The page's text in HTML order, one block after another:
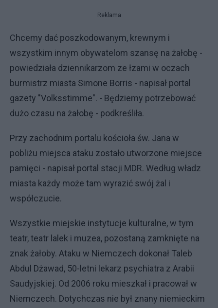
Reklama
Chcemy dać poszkodowanym, krewnym i
wszystkim innym obywatelom szansę na żałobę -
powiedziała dziennikarzom ze łzami w oczach
burmistrz miasta Simone Borris - napisał portal
gazety "Volksstimme". - Będziemy potrzebować
dużo czasu na żałobę - podkreśliła.
Przy zachodnim portalu kościoła św. Jana w
pobliżu miejsca ataku zostało utworzone miejsce
pamięci - napisał portal stacji MDR. Według władz
miasta każdy może tam wyrazić swój żal i
współczucie.
Wszystkie miejskie instytucje kulturalne, w tym
teatr, teatr lalek i muzea, pozostaną zamknięte na
znak żałoby. Ataku w Niemczech dokonał Taleb
Abdul Dżawad, 50-letni lekarz psychiatra z Arabii
Saudyjskiej. Od 2006 roku mieszkał i pracował w
Niemczech. Dotychczas nie był znany niemieckim